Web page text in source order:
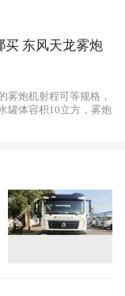
效果好，操作安
噪音低等特点。
构上加装大容积
雾炮喷雾作业可远程
用东风原厂底盘，底盘
发动机朝柴或全柴可
买 东风天龙雾炮
雾炮机射程可等规格，
罐体容积10立方，雾炮
动机康机210